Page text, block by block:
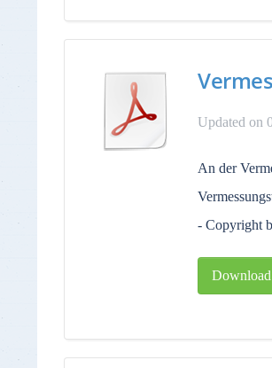
Updated on
An der
- Copyright
Download